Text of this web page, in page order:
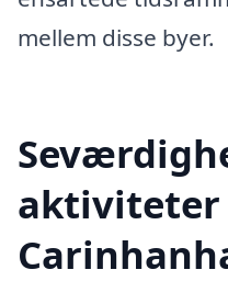
mellem disse byer.
aktiviteter